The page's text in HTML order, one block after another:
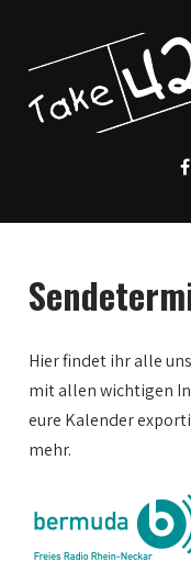
Hier findet ihr alle
mit allen wichtigen
eure Kalender
mehr.
1:00